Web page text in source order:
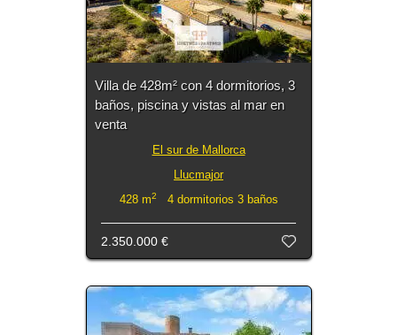
Villa de 428m² con 4 dormitorios, 3
baños, piscina y vistas al mar en
venta
El sur de Mallorca
Llucmajor
428 m2 4 dormitorios 3 baños
2.350.000 €